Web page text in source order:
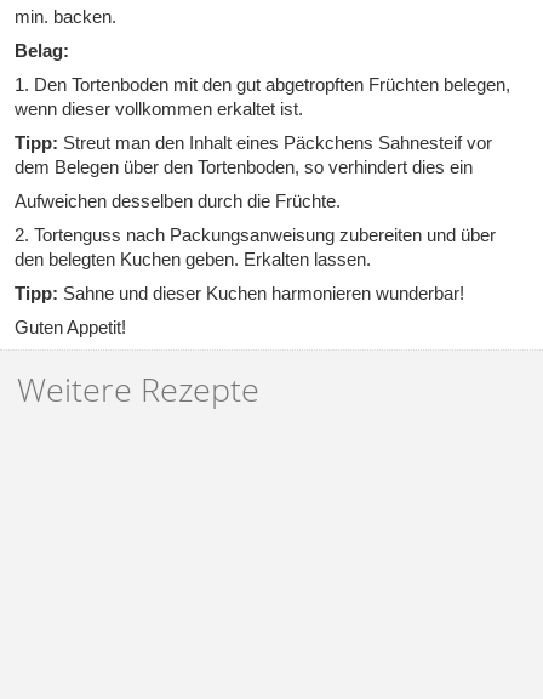
min. backen.
Belag:
1. Den Tortenboden mit den gut abgetropften Früchten belegen,
wenn dieser vollkommen erkaltet ist.
Tipp: Streut man den Inhalt eines Päckchens Sahnesteif vor
dem Belegen über den Tortenboden, so verhindert dies ein
Aufweichen desselben durch die Früchte.
2. Tortenguss nach Packungsanweisung zubereiten und über
den belegten Kuchen geben. Erkalten lassen.
Tipp: Sahne und dieser Kuchen harmonieren wunderbar!
Guten Appetit!
Weitere Rezepte